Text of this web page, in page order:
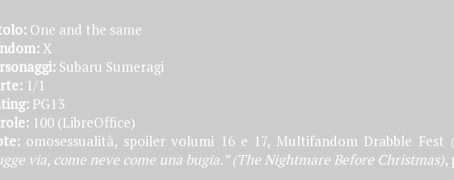
One and the same
X
Subaru Sumeragi
1/1
PG13
100 (LibreOffice)
omosessualità, spoiler volumi 16 e 17, Multifandom Drabble
via, come neve come una bugia.” (The Nightmare Before Christmas),